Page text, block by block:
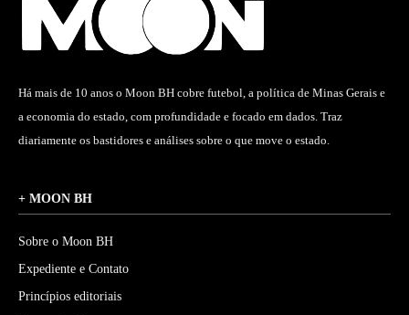
Há mais de 10 anos o Moon BH cobre futebol, a política de Minas Gerais e
a economia do estado, com profundidade e focado em dados. Traz
diariamente os bastidores e análises sobre o que move o estado.
+ MOON BH
Sobre o Moon BH
Expediente e Contato
Princípios editoriais